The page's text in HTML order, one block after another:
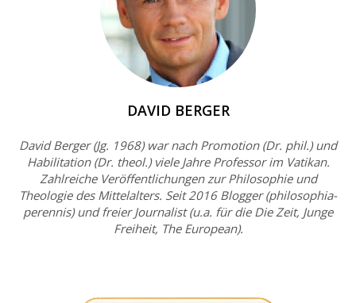
DAVID BERGER
David Berger (Jg. 1968) war nach Promotion (Dr. phil.) und
Habilitation (Dr. theol.) viele Jahre Professor im Vatikan.
Zahlreiche Veröffentlichungen zur Philosophie und
Theologie des Mittelalters. Seit 2016 Blogger (philosophia-
perennis) und freier Journalist (u.a. für die Die Zeit, Junge
Freiheit, The European).